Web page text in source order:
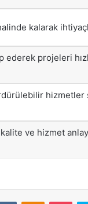
kalarak
ederek projeleri
hizmetler
ve hizmet
VKontakte